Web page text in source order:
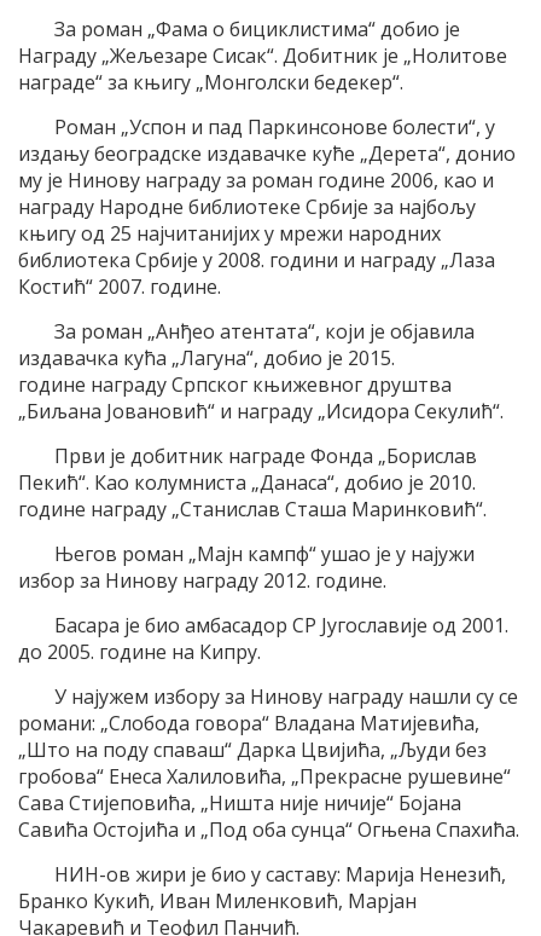
За роман „Фама о бициклистима“ добио је
Награду „Жељезаре Сисак“. Добитник је „Нолитове
награде“ за књигу „Монголски бедекер“.
Роман „Успон и пад Паркинсонове болести“, у
издању београдске издавачке куће „Дерета“, донио
му је Нинову награду за роман године 2006, као и
награду Народне библиотеке Србије за најбољу
књигу од 25 најчитанијих у мрежи народних
библиотека Србије у 2008. години и награду „Лаза
Костић“ 2007. године.
За роман „Анђео атентата“, који је објавила
издавачка кућа „Лагуна“, добио је 2015.
године награду Српског књижевног друштва
„Биљана Јовановић“ и награду „Исидора Секулић“.
Први је добитник награде Фонда „Борислав
Пекић“. Као колумниста „Данаса“, добио је 2010.
године награду „Станислав Сташа Маринковић“.
Његов роман „Мајн кампф“ ушао је у најужи
избор за Нинову награду 2012. године.
Басара је био амбасадор СР Југославије од 2001.
до 2005. године на Кипру.
У најужем избору за Нинову награду нашли су се
романи: „Слобода говора“ Владана Матијевића,
„Што на поду спаваш“ Дарка Цвијића, „Људи без
гробова“ Енеса Халиловића, „Прекрасне рушевине“
Сава Стијеповића, „Ништа није ничије“ Бојана
Савића Остојића и „Под оба сунца“ Огњена Спахића.
НИН-ов жири је био у саставу: Марија Ненезић,
Бранко Кукић, Иван Миленковић, Марјан
Чакаревић и Теофил Панчић.